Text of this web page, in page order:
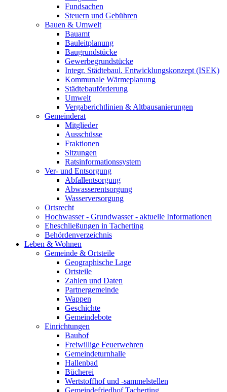
Fundsachen
Steuern und Gebühren
Bauen & Umwelt
Bauamt
Bauleitplanung
Baugrundstücke
Gewerbegrundstücke
Integr. Städtebaul. Entwicklungskonzept (ISEK)
Kommunale Wärmeplanung
Städtebauförderung
Umwelt
Vergaberichtlinien & Altbausanierungen
Gemeinderat
Mitglieder
Ausschüsse
Fraktionen
Sitzungen
Ratsinformationssystem
Ver- und Entsorgung
Abfallentsorgung
Abwasserentsorgung
Wasserversorgung
Ortsrecht
Hochwasser - Grundwasser - aktuelle Informationen
Eheschließungen in Tacherting
Behördenverzeichnis
Leben & Wohnen
Gemeinde & Ortsteile
Geographische Lage
Ortsteile
Zahlen und Daten
Partnergemeinde
Wappen
Geschichte
Gemeindebote
Einrichtungen
Bauhof
Freiwillige Feuerwehren
Gemeindeturnhalle
Hallenbad
Bücherei
Wertstoffhof und -sammelstellen
Gemeindefriedhof Tacherting